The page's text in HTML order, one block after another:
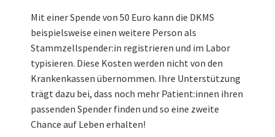
Mit einer Spende von 50 Euro kann die DKMS
beispielsweise einen weitere Person als
Stammzellspender:in registrieren und im Labor
typisieren. Diese Kosten werden nicht von den
Krankenkassen übernommen. Ihre Unterstützung
trägt dazu bei, dass noch mehr Patient:innen ihren
passenden Spender finden und so eine zweite
Chance auf Leben erhalten!